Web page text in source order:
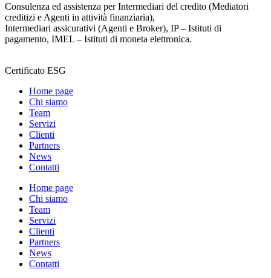
Consulenza ed assistenza per Intermediari del credito (Mediatori
creditizi e Agenti in attività finanziaria),
Intermediari assicurativi (Agenti e Broker), IP – Istituti di
pagamento, IMEL – Istituti di moneta elettronica.
Certificato ESG
Home page
Chi siamo
Team
Servizi
Clienti
Partners
News
Contatti
Home page
Chi siamo
Team
Servizi
Clienti
Partners
News
Contatti